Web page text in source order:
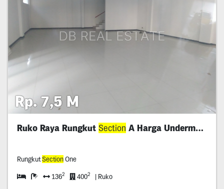
Rp. 7,5 M
Ruko Raya Rungkut Section A Harga Undermarket
RungkutSectionOne
1362 4002 | Ruko